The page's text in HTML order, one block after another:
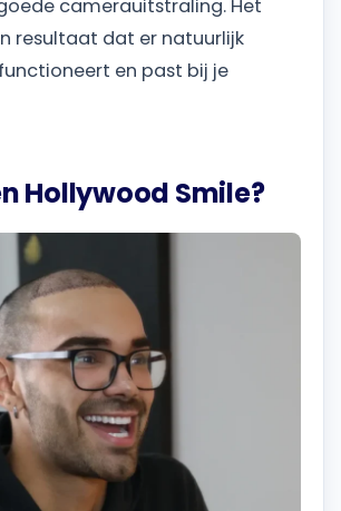
camerauitstraling. Het
resultaat dat er natuurlijk
en past bij je
Hollywood Smile?